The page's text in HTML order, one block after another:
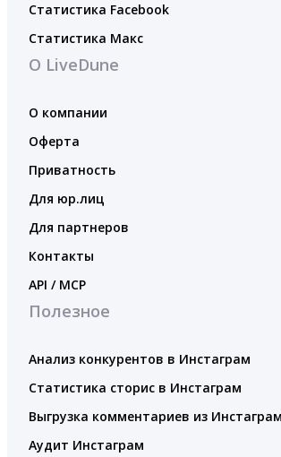
Статистика Facebook
Статистика Макс
О LiveDune
О компании
Оферта
Приватность
Для юр.лиц
Для партнеров
Контакты
API / MCP
Полезное
Анализ конкурентов в Инстаграм
Статистика сторис в Инстаграм
Выгрузка комментариев из Инстаграм
Аудит Инстаграм